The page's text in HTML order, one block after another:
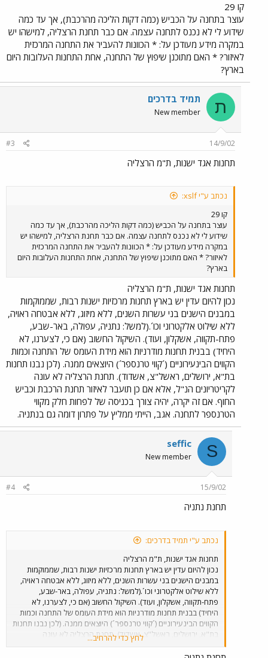
קו 29
עוצר בתחנה על הכביש (כמה דקות הליכה מהרכבת), אך עד כמה
שידוע לי לא נכנס לתחנה עצמה. אם כבר תחנת הרצליה, למישהו יש
במקרה מידע מעודכן על: * הכוונות להעביר את התחנה המרכזית
לאיזור? * האם מתוכנן שיפוץ של התחנה, אחת התחנות העלובות היום
בארץ?
ת תמיד בדרכים
New member
14/9/02
#3
תחנות אגד ישנות, ת"מ הרצליה
נכתב ע"י xslf:
קו 29
עוצר בתחנה על הכביש (כמה דקות הליכה מהרכבת), אך עד כמה
שידוע לי לא נכנס לתחנה עצמה. אם כבר תחנת הרצליה, למישהו יש
במקרה מידע מעודכן על: * הכוונות להעביר את התחנה המרכזית
לאיזור? * האם מתוכנן שיפוץ של התחנה, אחת התחנות העלובות היום
בארץ?
תחנות אגד ישנות, ת"מ הרצליה
נכון להיום עדין יש בארץ תחנות מרכזיות ישנות רבות, שממוקמות
במבנים הישנים בני עשרות השנים, ללא מיזוג, ללא אבטחה ראויה,
ללא שילוט אלקטרוני וכו´.(למשל: נתניה, עפולה, באר-שבע,
פתח-תקווה, אשקלון, ועוד). השיקול החשוב (אם כי, לצערנו, לא
היחיד) בבנית תחנות מודרניות הוא מידת העומס של התחנה וכמות
הקווים הבינעירוניים (´קווי טרנספר´) היוצאים ממנה. (לכן נבנו תחנות
בת"א, ירושלים, ראשל"צ, אשדוד). תחנת הרצליה לא עונה
לקריטריונים הנ"ל, אלא אם כן תועבר לאיזור תחנת הרכבת וכביש
החוף. אם זה יקרה, יהיה צורך בכניסה של לפחות חלק מקווי
הטרנספר לתחנה. אגב, הייתי ממליץ על פתרון דומה גם בנתניה.
S
seffic
New member
15/9/02
#4
תחנת נתניה
נכתב ע"י תמיד בדרכים:
תחנות אגד ישנות, ת"מ הרצליה
נכון להיום עדין יש בארץ תחנות מרכזיות ישנות רבות, שממוקמות
במבנים הישנים בני עשרות השנים, ללא מיזוג, ללא אבטחה ראויה,
ללא שילוט אלקטרוני וכו´.(למשל: נתניה, עפולה, באר-שבע,
פתח-תקווה, אשקלון, ועוד). השיקול החשוב (אם כי, לצערנו, לא
היחיד) בבנית תחנות מודרניות הוא מידת העומס של התחנה וכמות
הקווים הבינעירוניים (´קווי טרנספר´) היוצאים ממנה. (לכן נבנו תחנות
בת"א, ירושלים, ראשל"צ, אשדוד). תחנת הרצליה לא עונה
לקריטריונים הנ"ל, אלא אם כן תועבר לאיזור תחנת הרכבת וכביש
החוף. אם זה יקרה, יהיה צורך בכניסה של לפחות חלק מקווי
לחץ כדי להרחיב...